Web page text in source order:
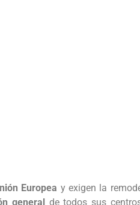
Europea y exigen la
generalde todos sus centros